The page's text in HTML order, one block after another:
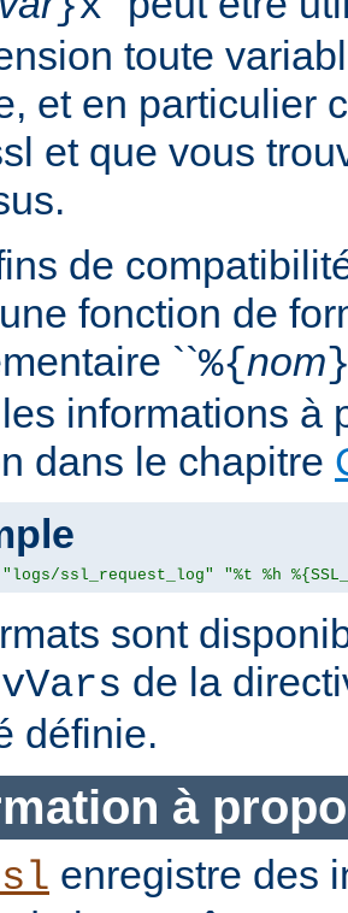
toute
et en particulier
et que vous
de
fonction de
``%{nom
informations à
dans le chapitre
"logs/ssl_request_log" "%t %h
sont
de la
définie.
à
enregistre des